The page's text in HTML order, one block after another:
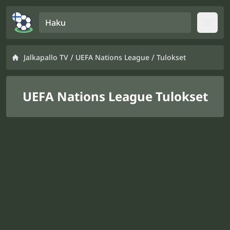
Jalkapallo TV / UEFA Nations League / Tulokset
UEFA Nations League Tulokset